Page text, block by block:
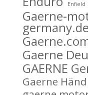
Enfield
Gaerne-
germany.de
Gaerne
GAERNE
Gaerne